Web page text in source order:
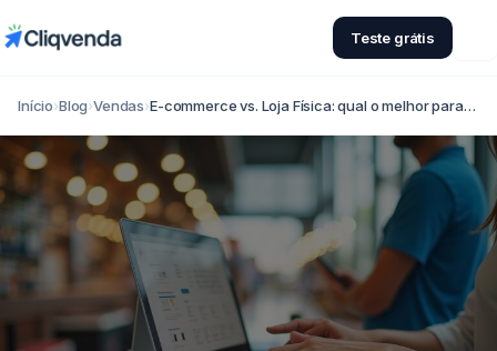
Teste grátis
Início›Blog›Vendas›E-commerce vs. Loja Física: qual o melhor para…